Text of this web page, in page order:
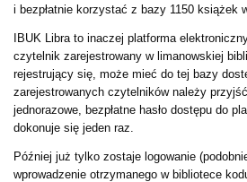
i bezpłatnie korzystać z bazy 1150 książek
IBUK Libra to inaczej platforma
czytelnik zarejestrowany w limanowskiej
rejestrujący się, może mieć do tej bazy
zarejestrowanych czytelników należy
jednorazowe, bezpłatne hasło dostępu do
dokonuje się jeden raz.
Później już tylko zostaje logowanie
wprowadzenie otrzymanego w bibliotece